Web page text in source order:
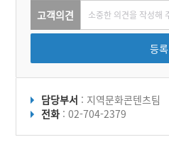
고객의견
등록
담당부서 : 지역문화콘텐츠팀
전화 : 02-704-2379